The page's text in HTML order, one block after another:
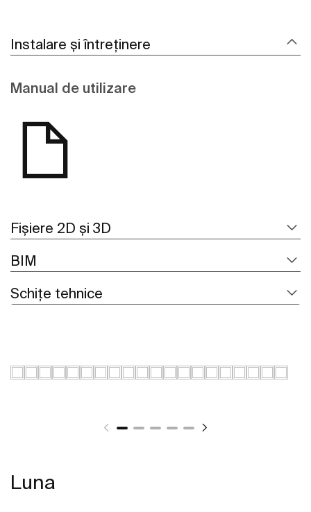
Instalare și întreținere
Manual de utilizare
Fișiere 2D și 3D
BIM
Schițe tehnice
Luna